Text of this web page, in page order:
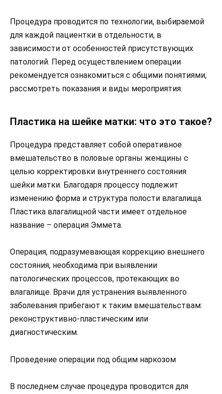
Процедура проводится по технологии, выбираемой
для каждой пациентки в отдельности, в
зависимости от особенностей присутствующих
патологий. Перед осуществлением операции
рекомендуется ознакомиться с общими понятиями,
рассмотреть показания и виды мероприятия.
Пластика на шейке матки: что это такое?
Процедура представляет собой оперативное
вмешательство в половые органы женщины с
целью корректировки внутреннего состояния
шейки матки. Благодаря процессу подлежит
изменению форма и структура полости влагалища.
Пластика влагалищной части имеет отдельное
название – операция Эммета.
Операция, подразумевающая коррекцию внешнего
состояния, необходима при выявлении
патологических процессов, протекающих во
влагалище. Врачи для устранения выявленного
заболевания прибегают к таким вмешательствам:
реконструктивно-пластическим или
диагностическим.
Проведение операции под общим наркозом
В последнем случае процедура проводится для